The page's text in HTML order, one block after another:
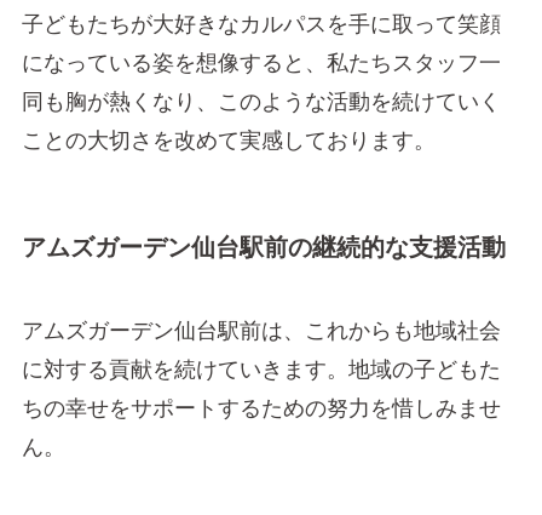
子どもたちが大好きなカルパスを手に取って笑顔
になっている姿を想像すると、私たちスタッフ一
同も胸が熱くなり、このような活動を続けていく
ことの大切さを改めて実感しております。
アムズガーデン仙台駅前の継続的な支援活動
アムズガーデン仙台駅前は、これからも地域社会
に対する貢献を続けていきます。地域の子どもた
ちの幸せをサポートするための努力を惜しみませ
ん。